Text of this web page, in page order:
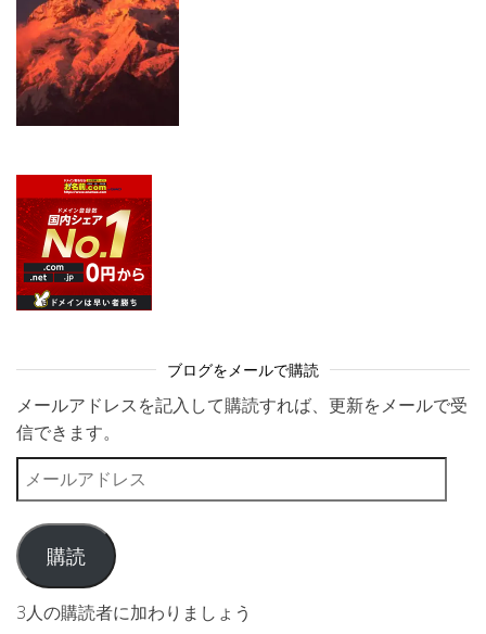
ブログをメールで購読
メールアドレスを記入して購読すれば、更新をメールで受
信できます。
メールアドレス
購読
3人の購読者に加わりましょう